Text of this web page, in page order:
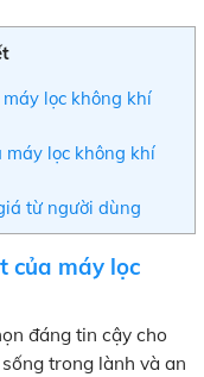
lọc không khí
máy lọc không khí
từ người dùng
của máy lọc
đáng tin cậy cho
trong lành và an